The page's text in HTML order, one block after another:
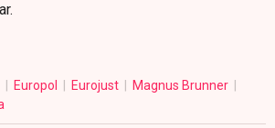
Europol Eurojust
Magnus Brunner